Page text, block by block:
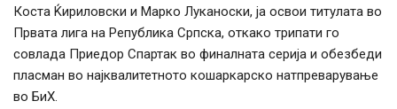
Коста Ќириловски и Марко Луканоски, ја освои титулата во
Првата лига на Република Српска, откако трипати го
совлада Приедор Спартак во финалната серија и обезбеди
пласман во најквалитетното кошаркарско натпреварување
во БиХ.